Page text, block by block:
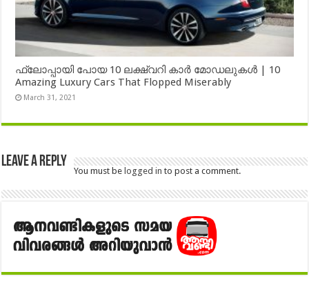
ഫ്ലോപ്പായി പോയ 10 ലക്ഷ്വറി കാർ മോഡലുകൾ | 10
Amazing Luxury Cars That Flopped Miserably
March 31, 2021
Leave a Reply
You must belogged in to post a comment.